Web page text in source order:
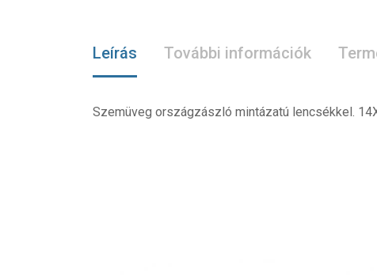
Leírás További információk
Szemüveg országzászló mintázatú lencsékkel.